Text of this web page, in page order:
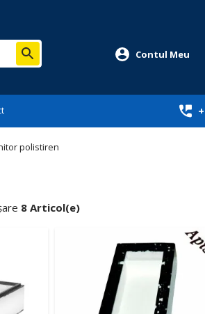
polistiren
8 Articol(e)